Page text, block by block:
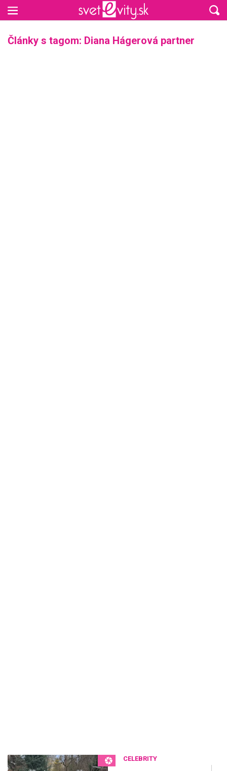
Články s tagom: Diana Hágerová partner
CELEBRITY